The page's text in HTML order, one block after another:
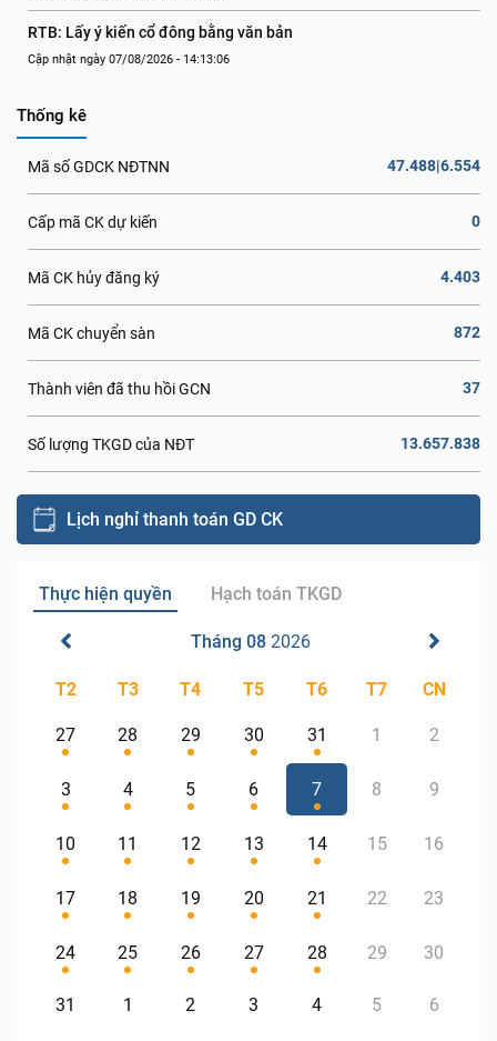
RTB: Lấy ý kiến cổ đông bằng văn bản
Cập nhật ngày 07/08/2026 - 14:13:06
Thống kê
Mã số GDCK NĐTNN 47.488|6.554
Cấp mã CK dự kiến 0
Mã CK hủy đăng ký 4.403
Mã CK chuyển sàn 872
Thành viên đã thu hồi GCN 37
Số lượng TKGD của NĐT 13.657.838
Lịch nghỉ thanh toán GD CK
Thực hiện quyền Hạch toán TKGD
Tháng 08 2026
T2 T3 T4 T5 T6 T7 CN
27 28 29 30 31 1 2
3 4 5 6 7 8 9
10 11 12 13 14 15 16
17 18 19 20 21 22 23
24 25 26 27 28 29 30
31 1 2 3 4 5 6